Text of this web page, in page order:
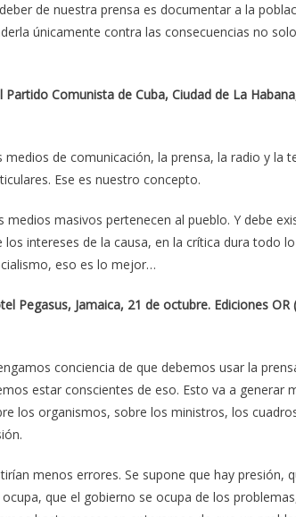
de nuestra prensa es documentar a la
únicamente contra las consecuencias no
Comunista de Cuba, Ciudad de La
de comunicación, la prensa, la radio y la
Ese es nuestro concepto.
masivos pertenecen al pueblo. Y debe
intereses de la causa, en la crítica dura todo
eso es lo mejor…
Pegasus, Jamaica, 21 de octubre. Ediciones
conciencia de que debemos usar la
estar conscientes de eso. Esto va a generar
los organismos, sobre los ministros, los
menos errores. Se supone que hay presión,
que el gobierno se ocupa de los